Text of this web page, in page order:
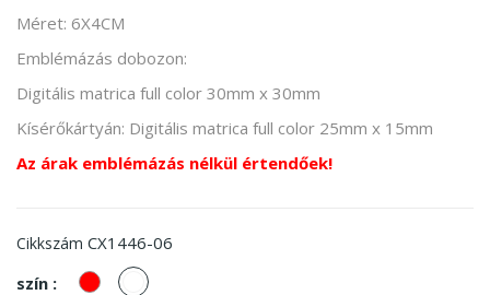
Méret: 6X4CM
Emblémázás dobozon:
Digitális matrica full color 30mm x 30mm
Kísérőkártyán: Digitális matrica full color 25mm x 15mm
Az árak emblémázás nélkül értendőek!
Cikkszám CX1446-06
szín :
piros fehér